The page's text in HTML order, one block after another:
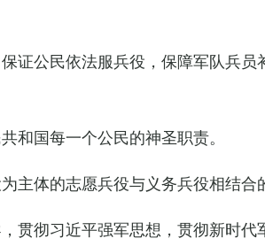
证公民依法服兵役，保障军队兵
和国每一个公民的神圣职责。
主体的志愿兵役与义务兵役相结合
贯彻习近平强军思想，贯彻新时